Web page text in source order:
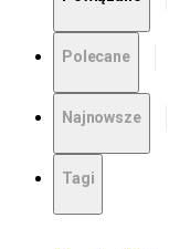
Polecane
Najnowsze
Tagi